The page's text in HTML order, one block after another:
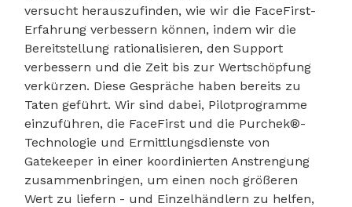
versucht herauszufinden, wie wir die FaceFirst-
Erfahrung verbessern können, indem wir die
Bereitstellung rationalisieren, den Support
verbessern und die Zeit bis zur Wertschöpfung
verkürzen. Diese Gespräche haben bereits zu
Taten geführt. Wir sind dabei, Pilotprogramme
einzuführen, die FaceFirst und die Purchek®-
Technologie und Ermittlungsdienste von
Gatekeeper in einer koordinierten Anstrengung
zusammenbringen, um einen noch größeren
Wert zu liefern - und Einzelhändlern zu helfen,